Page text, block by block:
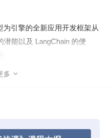
为引擎的全新应用开发框架从
能以及 LangChain 的便
邀黄佳老师开设了这门课
进行讲解，带你跨越从原理
多 